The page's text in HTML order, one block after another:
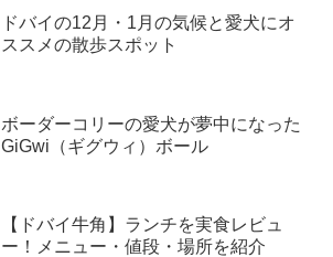
ドバイの12月・1月の気候と愛犬にオ
ススメの散歩スポット
ボーダーコリーの愛犬が夢中になった
GiGwi（ギグウィ）ボール
【ドバイ牛角】ランチを実食レビュ
ー！メニュー・値段・場所を紹介